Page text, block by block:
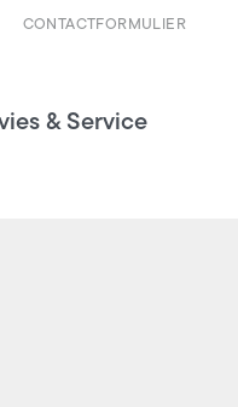
CONTACTFORMULIER
& Service